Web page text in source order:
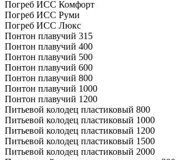
Погреб ИСС Комфорт
Погреб ИСС Руми
Погреб ИСС Люкс
Понтон плавучий 315
Понтон плавучий 400
Понтон плавучий 500
Понтон плавучий 600
Понтон плавучий 800
Понтон плавучий 1000
Понтон плавучий 1200
Питьевой колодец пластиковый 800
Питьевой колодец пластиковый 1000
Питьевой колодец пластиковый 1200
Питьевой колодец пластиковый 1500
Питьевой колодец пластиковый 2000